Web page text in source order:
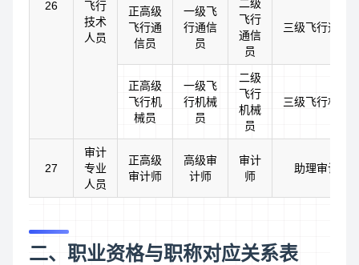
26
飞行
技术
人员
正高级
飞行通
信员
一级飞
行通信
员
二级
飞行
通信
员
三级飞行通信
正高级
飞行机
械员
一级飞
行机械
员
二级
飞行
机械
员
三级飞行机械
27
审计
专业
人员
正高级
审计师
高级审
计师
审计
师
助理审计师
二、职业资格与职称对应关系表